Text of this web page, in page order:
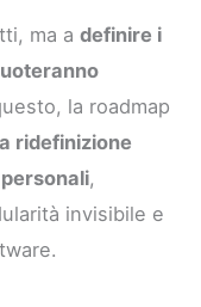
ma adefinire i
la roadmap
ridefinizione
,
invisibile e